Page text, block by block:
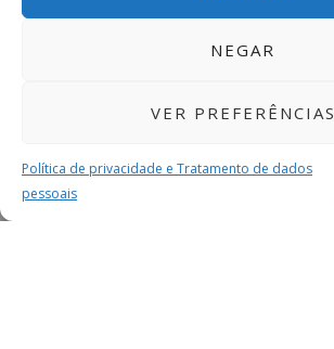
NEGAR
VER PREFERÊNCIAS
Política de privacidade e Tratamento de dados
pessoais